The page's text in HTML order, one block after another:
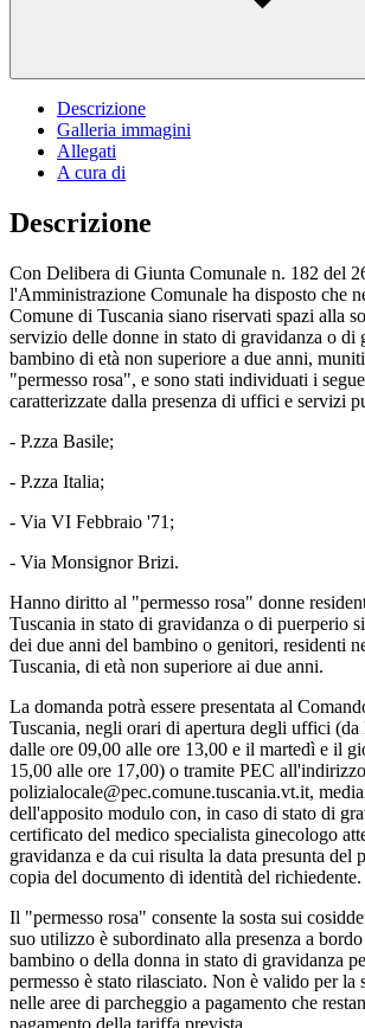
Descrizione
Galleria immagini
Allegati
A cura di
Descrizione
Con Delibera di Giunta Comunale n. 182 del
l'Amministrazione Comunale ha disposto che
Comune di Tuscania siano riservati spazi alla
servizio delle donne in stato di gravidanza o di
bambino di età non superiore a due anni,
"permesso rosa", e sono stati individuati i
caratterizzate dalla presenza di uffici e servizi
- P.zza Basile;
- P.zza Italia;
- Via VI Febbraio '71;
- Via Monsignor Brizi.
Hanno diritto al "permesso rosa" donne
Tuscania in stato di gravidanza o di puerperio
dei due anni del bambino o genitori, residenti
Tuscania, di età non superiore ai due anni.
La domanda potrà essere presentata al
Tuscania, negli orari di apertura degli uffici (da
dalle ore 09,00 alle ore 13,00 e il martedì e il
15,00 alle ore 17,00) o tramite PEC
polizialocale@pec.comune.tuscania.vt.it,
dell'apposito modulo con, in caso di stato di
certificato del medico specialista ginecologo
gravidanza e da cui risulta la data presunta del
copia del documento di identità del richiedente.
Il "permesso rosa" consente la sosta sui
suo utilizzo è subordinato alla presenza a
bambino o della donna in stato di gravidanza
permesso è stato rilasciato. Non è valido per la
nelle aree di parcheggio a pagamento che
pagamento della tariffa prevista.